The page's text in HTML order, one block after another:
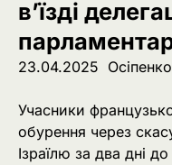
в’їзді
23.04.2025
Учасники
обурення через
Ізраїлю за два дні